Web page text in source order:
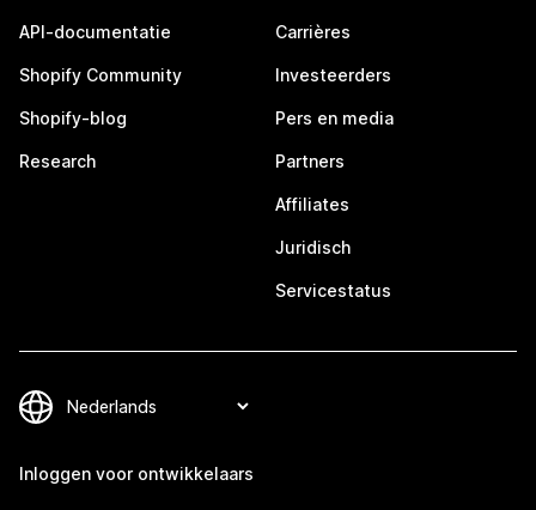
API-documentatie
Shopify Community
Shopify-blog
Research
Carrières
Investeerders
Pers en media
Partners
Affiliates
Juridisch
Servicestatus
Inloggen voor ontwikkelaars